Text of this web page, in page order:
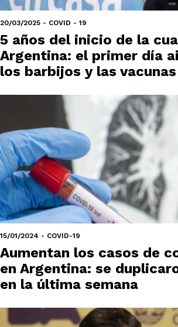
20/03/2025 - COVID - 19
5 años del inicio de la
Argentina: el primer día
los barbijos y las vacunas
15/01/2024 - COVID-19
Aumentan los casos de
en Argentina: se
en la última semana